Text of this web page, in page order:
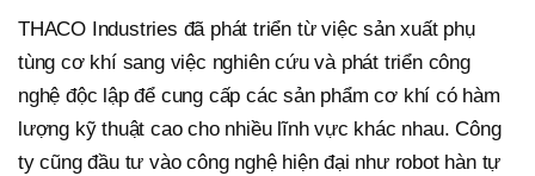
THACO Industries đã phát triển từ việc sản xuất phụ
tùng cơ khí sang việc nghiên cứu và phát triển công
nghệ độc lập để cung cấp các sản phẩm cơ khí có hàm
lượng kỹ thuật cao cho nhiều lĩnh vực khác nhau. Công
ty cũng đầu tư vào công nghệ hiện đại như robot hàn tự